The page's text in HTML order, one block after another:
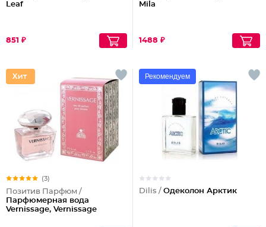
Leaf
851 ₽
Mila
1488 ₽
(3)
Позитив Парфюм /
Парфюмерная вода
Vernissage, Vernissage
Рекомендуем
Dilis / Одеколон Арктик